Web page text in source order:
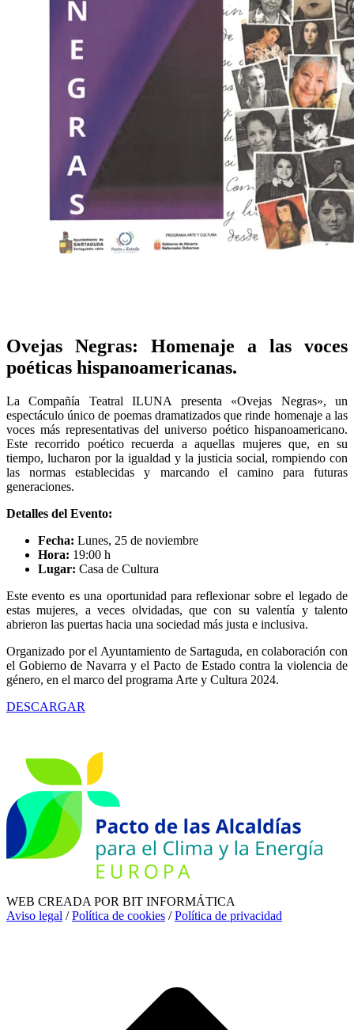
Ovejas Negras: Homenaje a las voces
poéticas hispanoamericanas.
La Compañía Teatral ILUNA presenta «Ovejas Negras», un
espectáculo único de poemas dramatizados que rinde homenaje a las
voces más representativas del universo poético hispanoamericano.
Este recorrido poético recuerda a aquellas mujeres que, en su
tiempo, lucharon por la igualdad y la justicia social, rompiendo con
las normas establecidas y marcando el camino para futuras
generaciones.
Detalles del Evento:
Fecha: Lunes, 25 de noviembre
Hora: 19:00 h
Lugar: Casa de Cultura
Este evento es una oportunidad para reflexionar sobre el legado de
estas mujeres, a veces olvidadas, que con su valentía y talento
abrieron las puertas hacia una sociedad más justa e inclusiva.
Organizado por el Ayuntamiento de Sartaguda, en colaboración con
el Gobierno de Navarra y el Pacto de Estado contra la violencia de
género, en el marco del programa Arte y Cultura 2024.
DESCARGAR
WEB CREADA POR BIT INFORMÁTICA
Aviso legal /Política de cookies /Política de privacidad